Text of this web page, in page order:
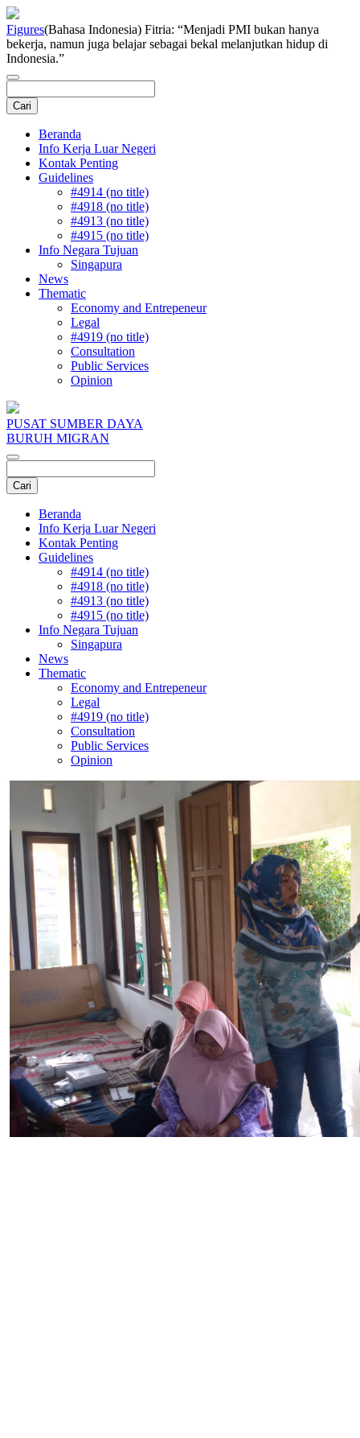
Figures(Bahasa Indonesia) Fitria: “Menjadi PMI bukan hanya
bekerja, namun juga belajar sebagai bekal melanjutkan hidup di
Indonesia.”
Beranda
Info Kerja Luar Negeri
Kontak Penting
Guidelines
#4914 (no title)
#4918 (no title)
#4913 (no title)
#4915 (no title)
Info Negara Tujuan
Singapura
News
Thematic
Economy and Entrepeneur
Legal
#4919 (no title)
Consultation
Public Services
Opinion
PUSAT SUMBER DAYA
BURUH MIGRAN
Beranda
Info Kerja Luar Negeri
Kontak Penting
Guidelines
#4914 (no title)
#4918 (no title)
#4913 (no title)
#4915 (no title)
Info Negara Tujuan
Singapura
News
Thematic
Economy and Entrepeneur
Legal
#4919 (no title)
Consultation
Public Services
Opinion